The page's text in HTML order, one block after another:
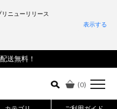
送無料！
(0)
詳細検索はこちら
ニューリリース
表示する